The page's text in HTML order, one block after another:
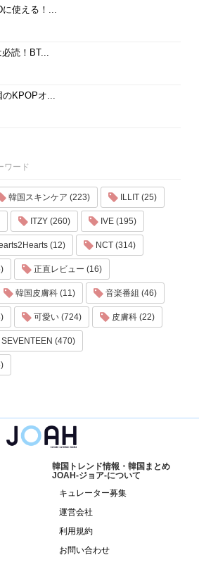
に使える！...
読！BT...
のKPOPオ...
ワード
韓国スキンケア (223) ILLIT (25)
ITZY (260) IVE (195)
(12) NCT (314)
正直レビュー (16)
韓国皮膚科 (11) 音楽番組 (46)
可愛い (724) 皮膚科 (22)
SEVENTEEN (470)
韓国トレンド情報・韓国まとめ
JOAH-ジョア-について
キュレーター募集
運営会社
利用規約
お問い合わせ